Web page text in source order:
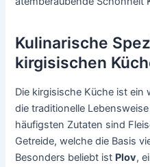
Kulinarische
kirgisischen
Die kirgisische Küche ist ein
die traditionelle
häufigsten Zutaten sind
Getreide, welche die Basis
Besonders beliebt ist Plov,